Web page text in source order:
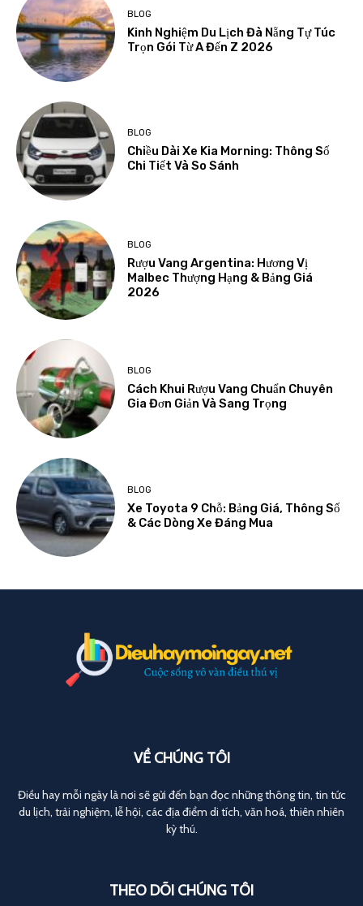
BLOG
Kinh Nghiệm Du Lịch Đà Nẵng Tự Túc
Trọn Gói Từ A Đến Z 2026
BLOG
Chiều Dài Xe Kia Morning: Thông Số
Chi Tiết Và So Sánh
BLOG
Rượu Vang Argentina: Hương Vị
Malbec Thượng Hạng & Bảng Giá
2026
BLOG
Cách Khui Rượu Vang Chuẩn Chuyên
Gia Đơn Giản Và Sang Trọng
BLOG
Xe Toyota 9 Chỗ: Bảng Giá, Thông Số
& Các Dòng Xe Đáng Mua
VỀ CHÚNG TÔI
Điều hay mỗi ngày là nơi sẽ gửi đến bạn đọc những thông tin, tin tức
du lịch, trải nghiệm, lễ hội, các địa điểm di tích, văn hoá, thiên nhiên
kỳ thú.
THEO DÕI CHÚNG TÔI